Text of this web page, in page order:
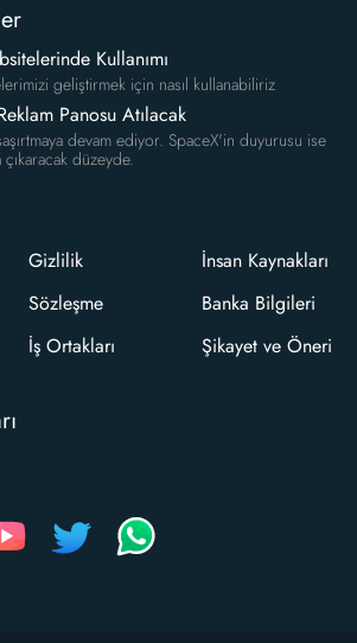
Kullanımı
geliştirmek için nasıl kullanabiliriz
Panosu Atılacak
devam ediyor. SpaceX'in duyurusu ise
çıkaracak düzeyde.
Gizlilik
Sözleşme
İş Ortakları
İnsan Kaynakları
Banka Bilgileri
Şikayet ve Öneri